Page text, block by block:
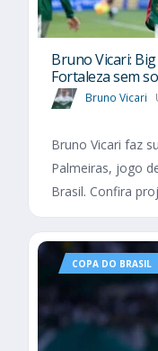
Bruno Vicari:
Fortaleza sem
Bruno Vicari
Bruno Vicari faz
Palmeiras, jogo
Brasil. Confira
COPA DO BRASIL